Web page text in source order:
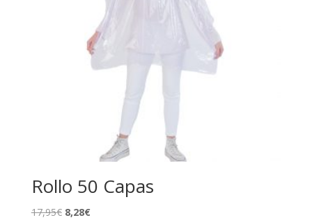
Rollo 50 Capas
17,95€ El
8,28€El